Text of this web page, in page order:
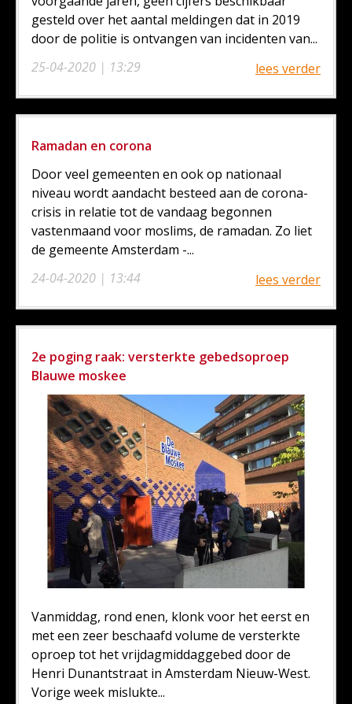
25-04-2020 | 13:29
gesteld over het aantal meldingen dat in 2019
door de politie is ontvangen van incidenten van...
lees verder
Ramadan en corona
24-04-2020 | 13:44
Door veel gemeenten en ook op nationaal
niveau wordt aandacht besteed aan de corona-
crisis in relatie tot de vandaag begonnen
vastenmaand voor moslims, de ramadan. Zo liet
de gemeente Amsterdam -...
lees verder
2e poging raak: versterkte gebedsoproep
Blauwe moskee
Vanmiddag, rond enen, klonk voor het eerst en
met een zeer beschaafd volume de versterkte
oproep tot het vrijdagmiddaggebed door de
Henri Dunantstraat in Amsterdam Nieuw-West.
Vorige week mislukte...